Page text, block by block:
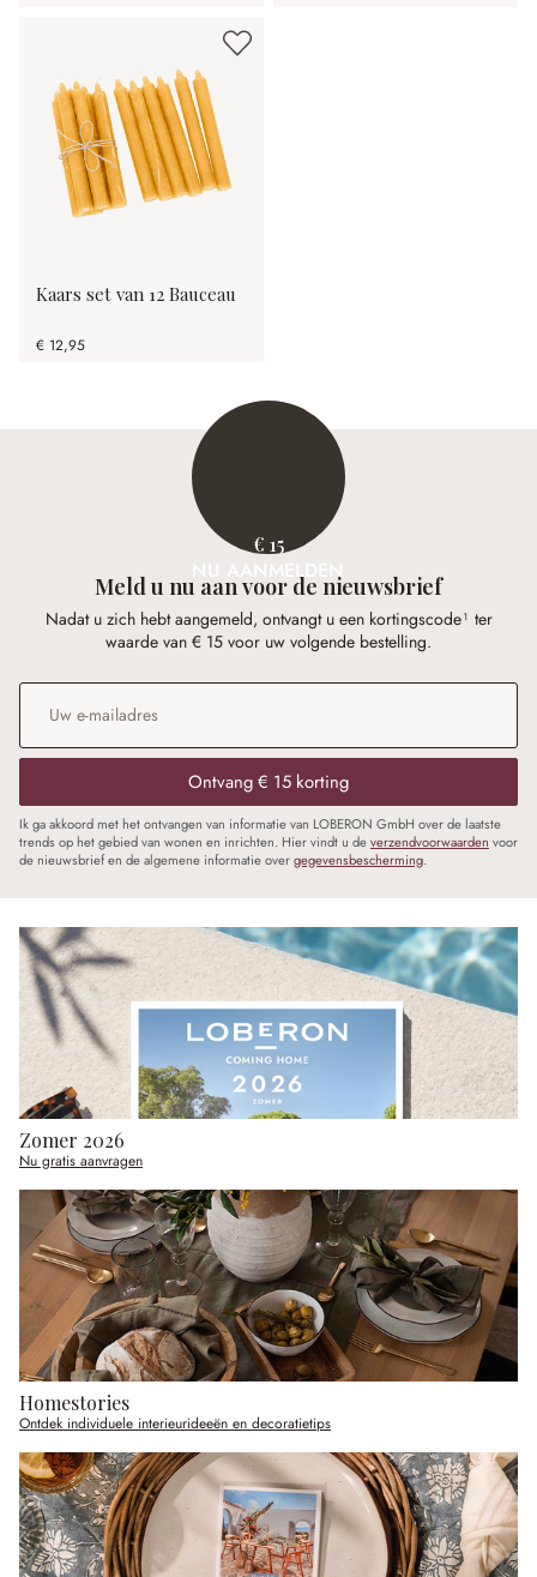
Kaars set van 12 Bauceau
€ 12,95
€ 15
NU AANMELDEN
Meld u nu aan voor de nieuwsbrief
Nadat u zich hebt aangemeld, ontvangt u een kortingscode¹ ter
waarde van € 15 voor uw volgende bestelling.
E-mailadres
Ontvang € 15 korting
Ik ga akkoord met het ontvangen van informatie van LOBERON GmbH over de laatste
trends op het gebied van wonen en inrichten. Hier vindt u deverzendvoorwaarden voor
de nieuwsbrief en de algemene informatie overgegevensbescherming.
Zomer 2026
Nu gratis aanvragen
Homestories
Ontdek individuele interieurideeën en decoratietips